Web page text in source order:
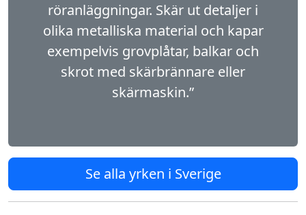
röranläggningar. Skär ut detaljer i
olika metalliska material och kapar
exempelvis grovplåtar, balkar och
skrot med skärbrännare eller
skärmaskin.”
Se alla yrken i Sverige